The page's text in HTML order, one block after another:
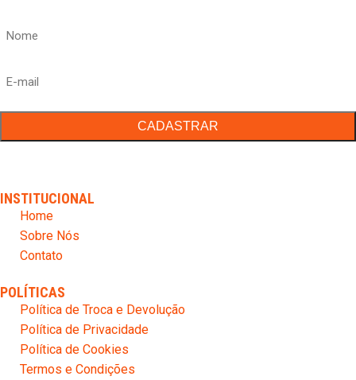
Nome
E-
(obrigatório)
INSTITUCIONAL
Home
Sobre Nós
Contato
POLÍTICAS
Política de Troca e Devolução
Política de Privacidade
Política de Cookies
Termos e Condições